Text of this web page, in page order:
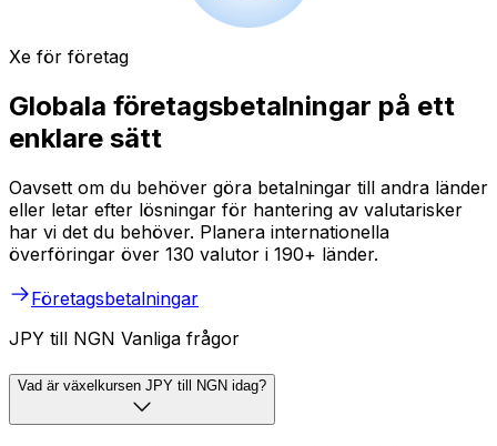
Xe för företag
Globala företagsbetalningar på ett
enklare sätt
Oavsett om du behöver göra betalningar till andra länder
eller letar efter lösningar för hantering av valutarisker
har vi det du behöver. Planera internationella
överföringar över 130 valutor i 190+ länder.
Företagsbetalningar
JPY till NGN Vanliga frågor
Vad är växelkursen JPY till NGN idag?